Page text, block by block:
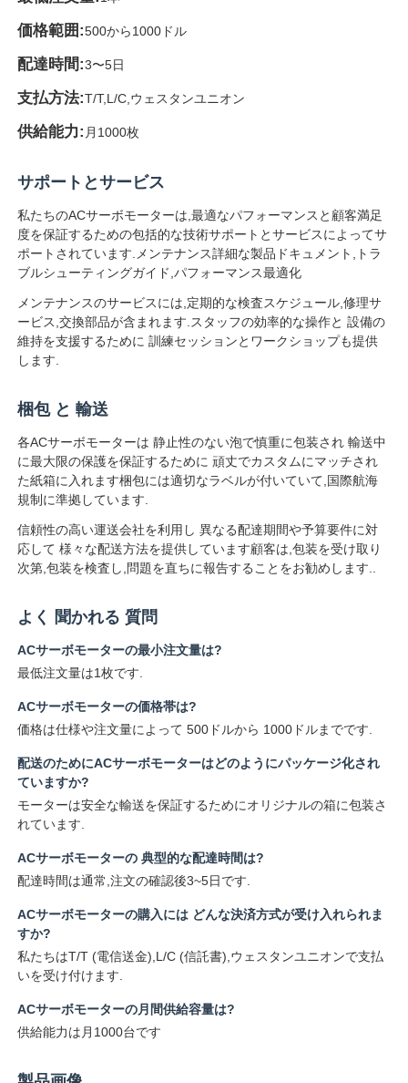
価格範囲:500から1000ドル
配達時間:3〜5日
支払方法:T/T,L/C,ウェスタンユニオン
供給能力: 月1000枚
サポートとサービス
私たちのACサーボモーターは,最適なパフォーマンスと顧客満足
度を保証するための包括的な技術サポートとサービスによってサ
ポートされています.メンテナンス詳細な製品ドキュメント,トラ
ブルシューティングガイド,パフォーマンス最適化
メンテナンスのサービスには,定期的な検査スケジュール,修理サ
ービス,交換部品が含まれます.スタッフの効率的な操作と 設備の
維持を支援するために 訓練セッションとワークショップも提供
します.
梱包 と 輸送
各ACサーボモーターは 静止性のない泡で慎重に包装され 輸送中
に最大限の保護を保証するために 頑丈でカスタムにマッチされ
た紙箱に入れます梱包には適切なラベルが付いていて,国際航海
規制に準拠しています.
信頼性の高い運送会社を利用し 異なる配達期間や予算要件に対
応して 様々な配送方法を提供しています顧客は,包装を受け取り
次第,包装を検査し,問題を直ちに報告することをお勧めします..
よく 聞かれる 質問
ACサーボモーターの最小注文量は?
最低注文量は1枚です.
ACサーボモーターの価格帯は?
価格は仕様や注文量によって 500ドルから 1000ドルまでです.
配送のためにACサーボモーターはどのようにパッケージ化され
ていますか?
モーターは安全な輸送を保証するためにオリジナルの箱に包装さ
れています.
ACサーボモーターの 典型的な配達時間は?
配達時間は通常,注文の確認後3~5日です.
ACサーボモーターの購入には どんな決済方式が受け入れられま
すか?
私たちはT/T (電信送金),L/C (信託書),ウェスタンユニオンで支払
いを受け付けます.
ACサーボモーターの月間供給容量は?
供給能力は月1000台です